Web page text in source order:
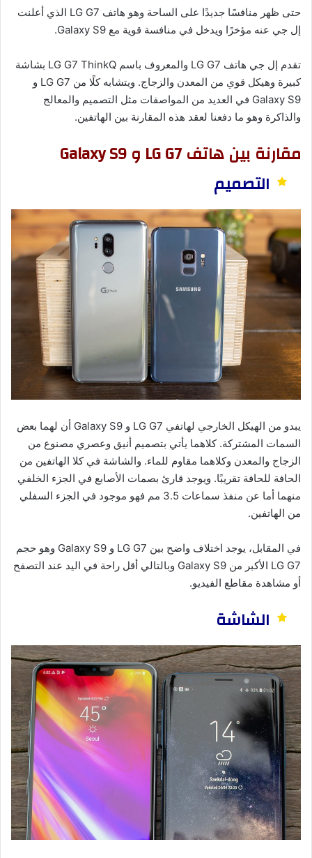
حتى ظهر منافسًا جديدًا على الساحة وهو هاتف LG G7 الذي أعلنت
إل جي عنه مؤخرًا ويدخل في منافسة قوية مع Galaxy S9.
تقدم إل جي هاتف LG G7 والمعروف باسم LG G7 ThinkQ بشاشة
كبيرة وهيكل قوي من المعدن والزجاج. ويتشابه كلًا من LG G7 و
Galaxy S9 في العديد من المواصفات مثل التصميم والمعالج
والذاكرة وهو ما دفعنا لعقد هذه المقارنة بين الهاتفين.
مقارنة بين هاتف LG G7 و Galaxy S9
التصميم
يبدو من الهيكل الخارجي لهاتفي LG G7 و Galaxy S9 أن لهما بعض
السمات المشتركة. كلاهما يأتي بتصميم أنيق وعصري مصنوع من
الزجاج والمعدن وكلاهما مقاوم للماء. والشاشة في كلا الهاتفين من
الحافة للحافة تقريبًا. ويوجد قارئ بصمات الأصابع في الجزء الخلفي
منهما أما عن منفذ سماعات 3.5 مم فهو موجود في الجزء السفلي
من الهاتفين.
في المقابل، يوجد اختلاف واضح بين LG G7 و Galaxy S9 وهو حجم
LG G7 الأكبر من Galaxy S9 وبالتالي أقل راحة في اليد عند التصفح
أو مشاهدة مقاطع الفيديو.
الشاشة